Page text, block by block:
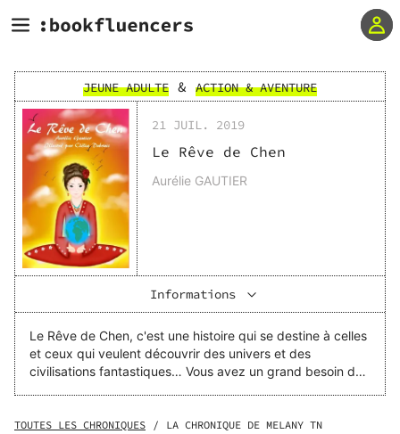
JEUNE ADULTE & ACTION & AVENTURE
21 JUIL. 2019
Le Rêve de Chen
Aurélie GAUTIER
Informations
Le Rêve de Chen, c'est une histoire qui se destine à celles
et ceux qui veulent découvrir des univers et des
civilisations fantastiques… Vous avez un grand besoin de
est écrite pour amorcer une ouverture au monde, prendre
TOUTES LES CHRONIQUES / LA CHRONIQUE DE MELANY TN